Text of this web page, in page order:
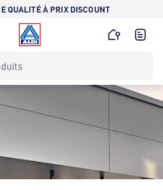
QUALITÉ À PRIX DISCOUNT